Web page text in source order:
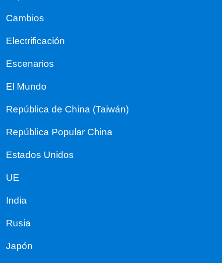
Cambios
Electrificación
Escenarios
El Mundo
República de China (Taiwán)
República Popular China
Estados Unidos
UE
India
Rusia
Japón